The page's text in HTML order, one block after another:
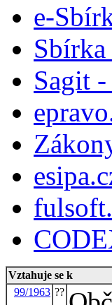
e-
Sbírka
Sagit
Vztahuje se k
99/1963 ??